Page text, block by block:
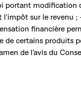
portant modification
l'impôt sur le revenu
financière
de certains produits
de l'avis du